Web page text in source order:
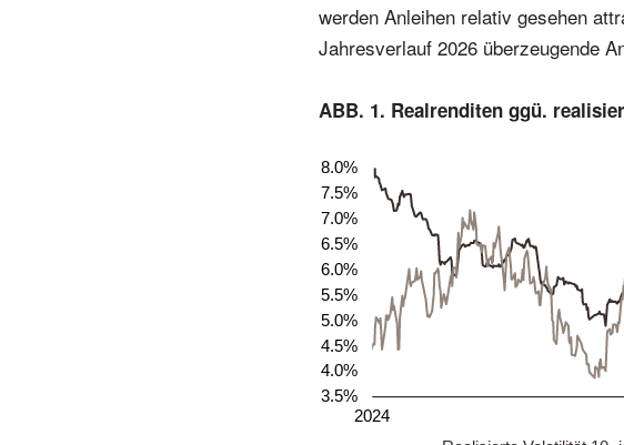
werden Anleihen relativ gesehen
Jahresverlauf 2026 überzeugende
ABB. 1. Realrenditen ggü.